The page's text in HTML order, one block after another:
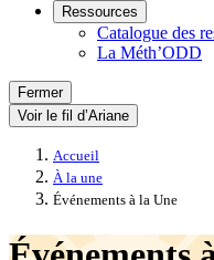
Ressources
Catalogue des
La Méth’ODD
Fermer
Voir le fil d’Ariane
Accueil
À la une
Événements à la Une